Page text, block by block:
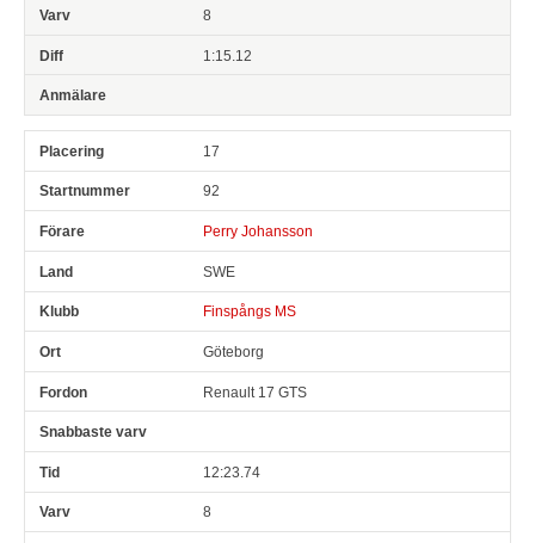
8
1:15.12
17
92
Perry Johansson
SWE
Finspångs MS
Göteborg
Renault 17 GTS
12:23.74
8